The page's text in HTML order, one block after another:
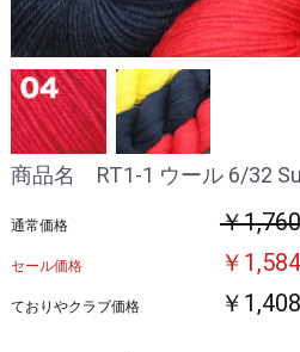
商品名 RT1-1 ウール 6/32
通常価格 ￥
セール価格 ￥
ておりやクラブ価格 ￥